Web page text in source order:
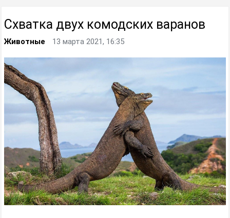
Схватка двух комодских варанов
Животные 13 марта 2021, 16:35